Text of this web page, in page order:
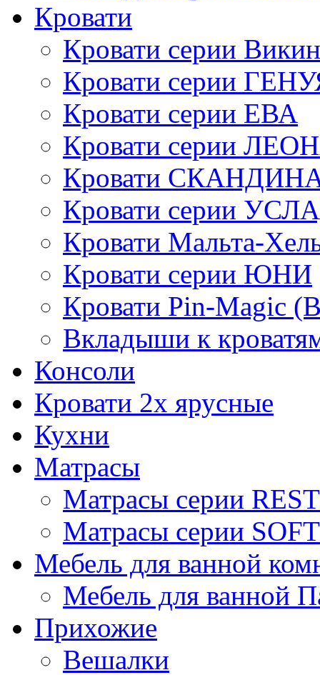
Кровати
Кровати серии
Кровати серии
Кровати серии ЕВА
Кровати серии
Кровати
Кровати серии
Кровати Мальта-
Кровати серии ЮНИ
Кровати Pin-Magic
Вкладыши к
Консоли
Кровати 2х ярусные
Кухни
Матрасы
Матрасы серии REST
Матрасы серии SOFT
Мебель для ванной
Мебель для ванной
Прихожие
Вешалки